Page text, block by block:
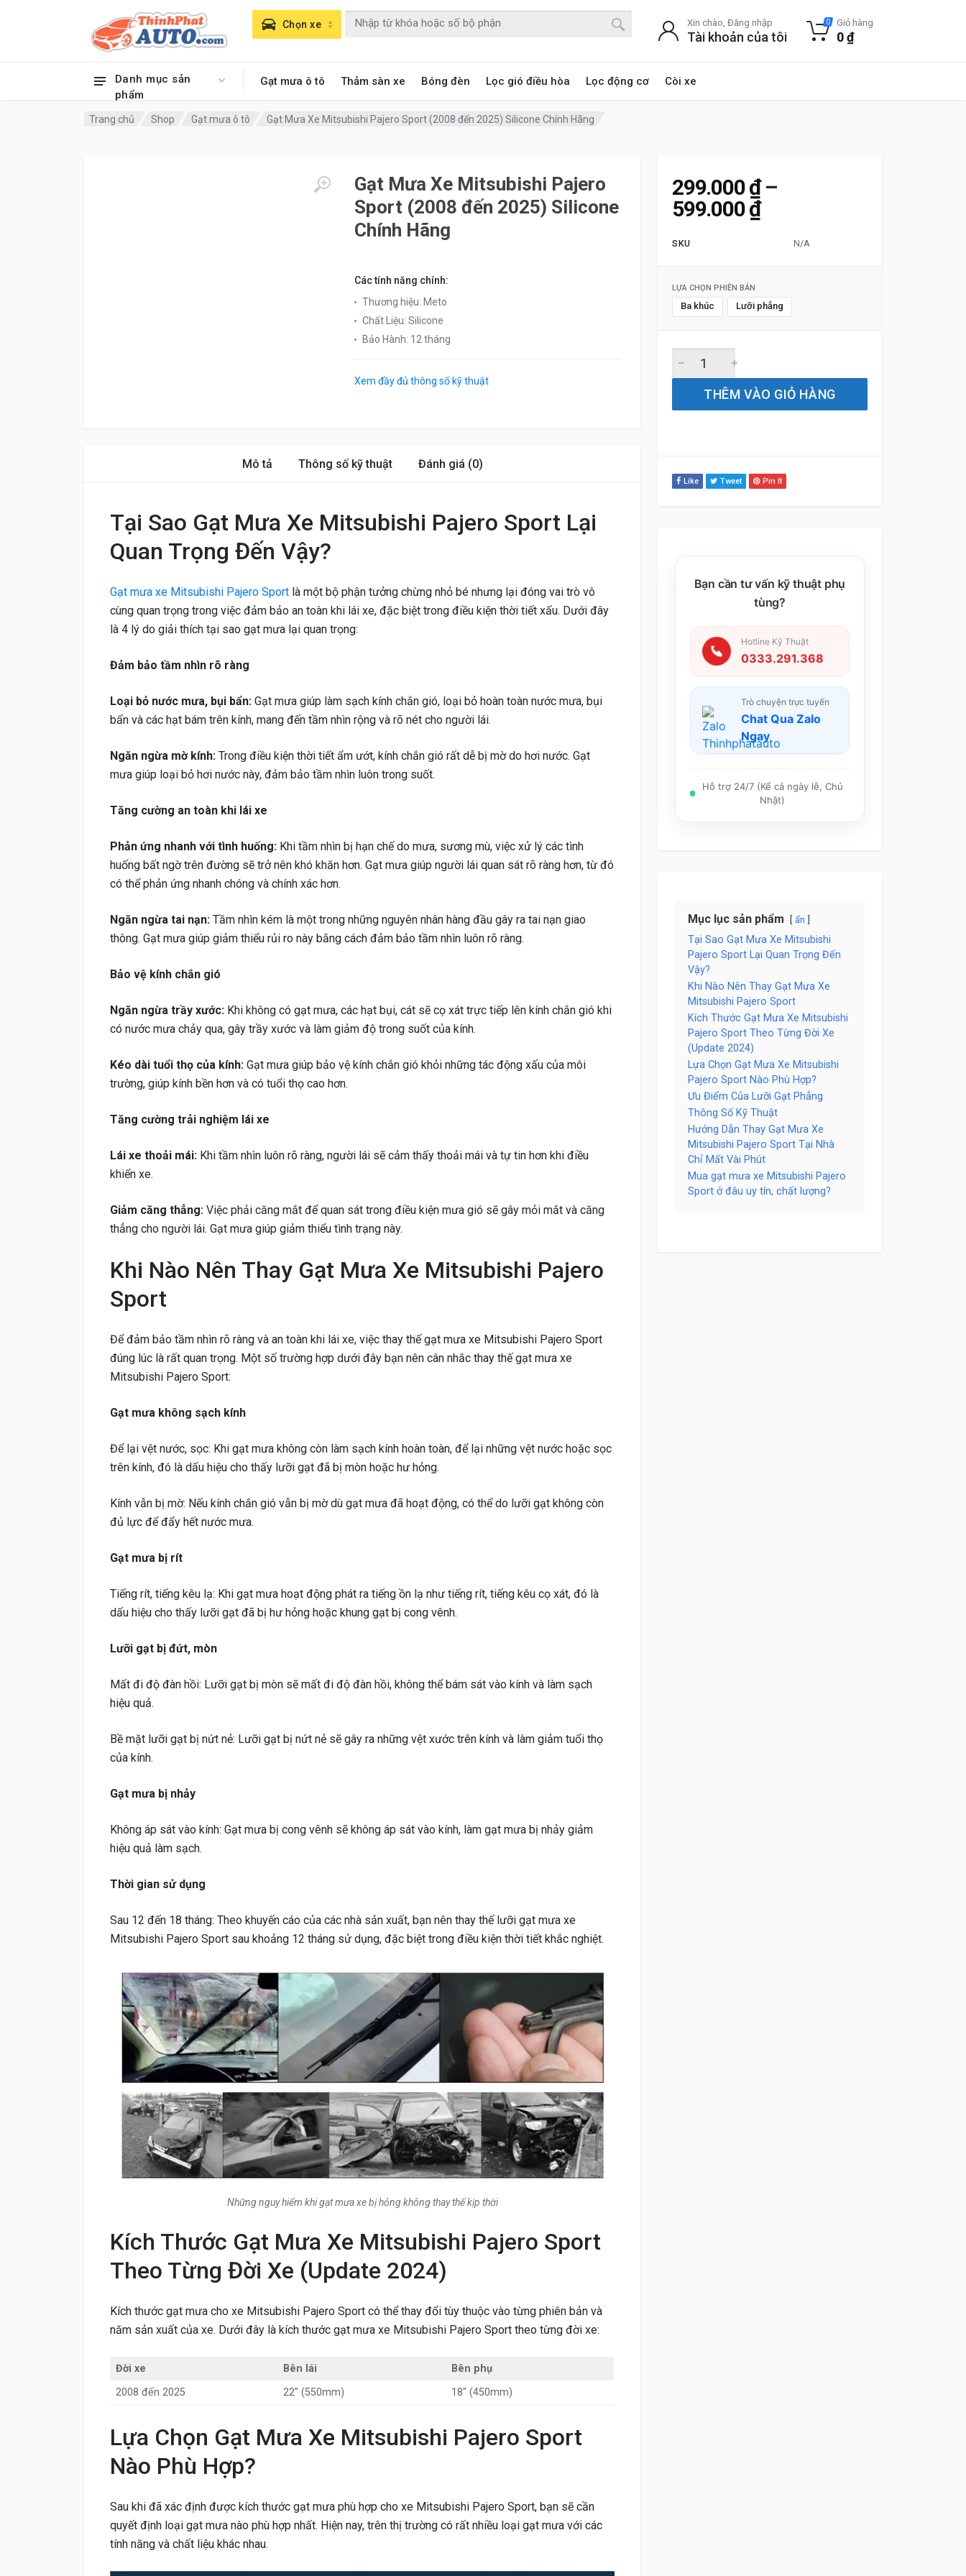
Danh mục sản
phẩm
Gạt mưa ô tô Thảm sàn xe Bóng đèn Lọc gió điều hòa Lọc động cơ Còi xe
Chọn xe Xin chào, Đăng nhập
Tài khoản của tôi
0 Giỏ hàng
0₫
Trang chủ Shop Gạt mưa ô tô Gạt Mưa Xe Mitsubishi Pajero Sport (2008 đến 2025) Silicone Chính Hãng
Gạt Mưa Xe Mitsubishi Pajero
Sport (2008 đến 2025) Silicone
Chính Hãng
Các tính năng chính:
Thương hiệu: Meto
Chất Liệu: Silicone
Bảo Hành: 12 tháng
Xem đầy đủ thông số kỹ thuật
299.000₫ –
599.000₫Khoảng giá: từ
SKU N/A
LỰA CHỌN PHIÊN BẢN
Ba khúc Lưỡi phẳng
THÊM VÀO GIỎ HÀNG
Like Tweet Pin It
Bạn cần tư vấn kỹ thuật phụ
tùng?
Hotline Kỹ Thuật
0333.291.368
Trò chuyện trực tuyến
Chat Qua Zalo
Ngay
Hỗ trợ 24/7 (Kể cả ngày lễ, Chủ
Nhật)
Mục lục sản phẩm ẩn
Tại Sao Gạt Mưa Xe Mitsubishi
Pajero Sport Lại Quan Trọng Đến
Vậy?
Khi Nào Nên Thay Gạt Mưa Xe
Mitsubishi Pajero Sport
Kích Thước Gạt Mưa Xe Mitsubishi
Pajero Sport Theo Từng Đời Xe
(Update 2024)
Lựa Chọn Gạt Mưa Xe Mitsubishi
Pajero Sport Nào Phù Hợp?
Ưu Điểm Của Lưỡi Gạt Phẳng
Thông Số Kỹ Thuật
Hướng Dẫn Thay Gạt Mưa Xe
Mitsubishi Pajero Sport Tại Nhà
Chỉ Mất Vài Phút
Mua gạt mưa xe Mitsubishi Pajero
Sport ở đâu uy tín, chất lượng?
Mô tả Thông số kỹ thuật Đánh giá (0)
Tại Sao Gạt Mưa Xe Mitsubishi Pajero Sport Lại
Quan Trọng Đến Vậy?
Gạt mưa xe Mitsubishi Pajero Sport là một bộ phận tưởng chừng nhỏ bé nhưng lại đóng vai trò vô
cùng quan trọng trong việc đảm bảo an toàn khi lái xe, đặc biệt trong điều kiện thời tiết xấu. Dưới đây
là 4 lý do giải thích tại sao gạt mưa lại quan trọng:
Đảm bảo tầm nhìn rõ ràng
Loại bỏ nước mưa, bụi bẩn: Gạt mưa giúp làm sạch kính chắn gió, loại bỏ hoàn toàn nước mưa, bụi
bẩn và các hạt bám trên kính, mang đến tầm nhìn rộng và rõ nét cho người lái.
Ngăn ngừa mờ kính: Trong điều kiện thời tiết ẩm ướt, kính chắn gió rất dễ bị mờ do hơi nước. Gạt
mưa giúp loại bỏ hơi nước này, đảm bảo tầm nhìn luôn trong suốt.
Tăng cường an toàn khi lái xe
Phản ứng nhanh với tình huống: Khi tầm nhìn bị hạn chế do mưa, sương mù, việc xử lý các tình
huống bất ngờ trên đường sẽ trở nên khó khăn hơn. Gạt mưa giúp người lái quan sát rõ ràng hơn, từ đó
có thể phản ứng nhanh chóng và chính xác hơn.
Ngăn ngừa tai nạn: Tầm nhìn kém là một trong những nguyên nhân hàng đầu gây ra tai nạn giao
thông. Gạt mưa giúp giảm thiểu rủi ro này bằng cách đảm bảo tầm nhìn luôn rõ ràng.
Bảo vệ kính chắn gió
Ngăn ngừa trầy xước: Khi không có gạt mưa, các hạt bụi, cát sẽ cọ xát trực tiếp lên kính chắn gió khi
có nước mưa chảy qua, gây trầy xước và làm giảm độ trong suốt của kính.
Kéo dài tuổi thọ của kính: Gạt mưa giúp bảo vệ kính chắn gió khỏi những tác động xấu của môi
trường, giúp kính bền hơn và có tuổi thọ cao hơn.
Tăng cường trải nghiệm lái xe
Lái xe thoải mái: Khi tầm nhìn luôn rõ ràng, người lái sẽ cảm thấy thoải mái và tự tin hơn khi điều
khiển xe.
Giảm căng thẳng: Việc phải căng mắt để quan sát trong điều kiện mưa gió sẽ gây mỏi mắt và căng
thẳng cho người lái. Gạt mưa giúp giảm thiểu tình trạng này.
Khi Nào Nên Thay Gạt Mưa Xe Mitsubishi Pajero
Sport
Để đảm bảo tầm nhìn rõ ràng và an toàn khi lái xe, việc thay thế gạt mưa xe Mitsubishi Pajero Sport
đúng lúc là rất quan trọng. Một số trường hợp dưới đây bạn nên cân nhắc thay thế gạt mưa xe
Mitsubishi Pajero Sport:
Gạt mưa không sạch kính
Để lại vệt nước, sọc: Khi gạt mưa không còn làm sạch kính hoàn toàn, để lại những vệt nước hoặc sọc
trên kính, đó là dấu hiệu cho thấy lưỡi gạt đã bị mòn hoặc hư hỏng.
Kính vẫn bị mờ: Nếu kính chắn gió vẫn bị mờ dù gạt mưa đã hoạt động, có thể do lưỡi gạt không còn
đủ lực để đẩy hết nước mưa.
Gạt mưa bị rít
Tiếng rít, tiếng kêu lạ: Khi gạt mưa hoạt động phát ra tiếng ồn lạ như tiếng rít, tiếng kêu cọ xát, đó là
dấu hiệu cho thấy lưỡi gạt đã bị hư hỏng hoặc khung gạt bị cong vênh.
Lưỡi gạt bị đứt, mòn
Mất đi độ đàn hồi: Lưỡi gạt bị mòn sẽ mất đi độ đàn hồi, không thể bám sát vào kính và làm sạch
hiệu quả.
Bề mặt lưỡi gạt bị nứt nẻ: Lưỡi gạt bị nứt nẻ sẽ gây ra những vệt xước trên kính và làm giảm tuổi thọ
của kính.
Gạt mưa bị nhảy
Không áp sát vào kính: Gạt mưa bị cong vênh sẽ không áp sát vào kính, làm gạt mưa bị nhảy giảm
hiệu quả làm sạch.
Thời gian sử dụng
Sau 12 đến 18 tháng: Theo khuyến cáo của các nhà sản xuất, bạn nên thay thế lưỡi gạt mưa xe
Mitsubishi Pajero Sport sau khoảng 12 tháng sử dụng, đặc biệt trong điều kiện thời tiết khắc nghiệt.
Những nguy hiểm khi gạt mưa xe bị hỏng không thay thế kịp thời
Kích Thước Gạt Mưa Xe Mitsubishi Pajero Sport
Theo Từng Đời Xe (Update 2024)
Kích thước gạt mưa cho xe Mitsubishi Pajero Sport có thể thay đổi tùy thuộc vào từng phiên bản và
năm sản xuất của xe. Dưới đây là kích thước gạt mưa xe Mitsubishi Pajero Sport theo từng đời xe:
Đời xe Bên lái
Bên phụ
2008 đến 2025
22″ (550mm) 18″ (450mm)
Lựa Chọn Gạt Mưa Xe Mitsubishi Pajero Sport
Nào Phù Hợp?
Sau khi đã xác định được kích thước gạt mưa phù hợp cho xe Mitsubishi Pajero Sport, bạn sẽ cần
quyết định loại gạt mưa nào phù hợp nhất. Hiện nay, trên thị trường có rất nhiều loại gạt mưa với các
tính năng và chất liệu khác nhau.